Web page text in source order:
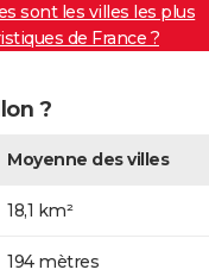
sont les villes les plus
de France ?
?
Moyenne des villes
18,1 km²
194 mètres